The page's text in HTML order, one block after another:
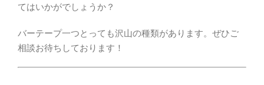
てはいかがでしょうか？
バーテープ一つとっても沢山の種類があります。ぜひご
相談お待ちしております！